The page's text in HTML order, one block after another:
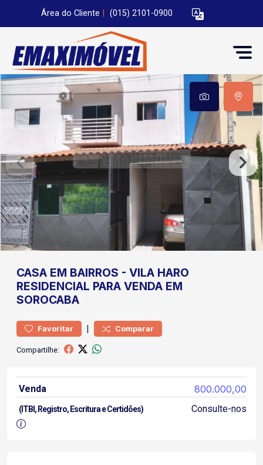
Área do Cliente (015) 2101-0900
CASA EM BAIRROS - VILA HARO
RESIDENCIAL PARA VENDA EM
SOROCABA
Favoritar | Comparar
Compartilhe:
Venda 800.000,00
(ITBI, Registro, Escritura e Certidões) Consulte-nos